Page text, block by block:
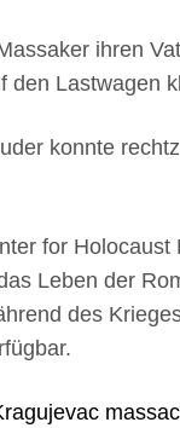
ihren
den Lastwagen
konnte
for
Leben der
des